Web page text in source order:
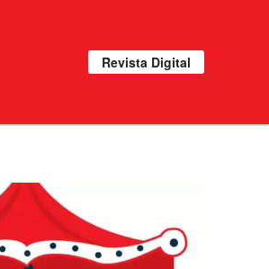
Revista Digital